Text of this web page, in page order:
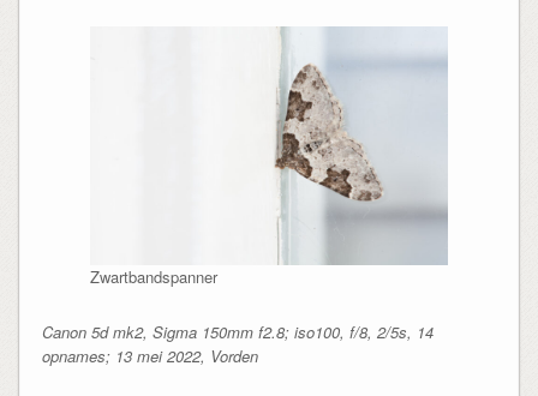
Zwartbandspanner
Canon 5d mk2, Sigma 150mm f2.8; iso100, f/8, 2/5s, 14
opnames; 13 mei 2022, Vorden